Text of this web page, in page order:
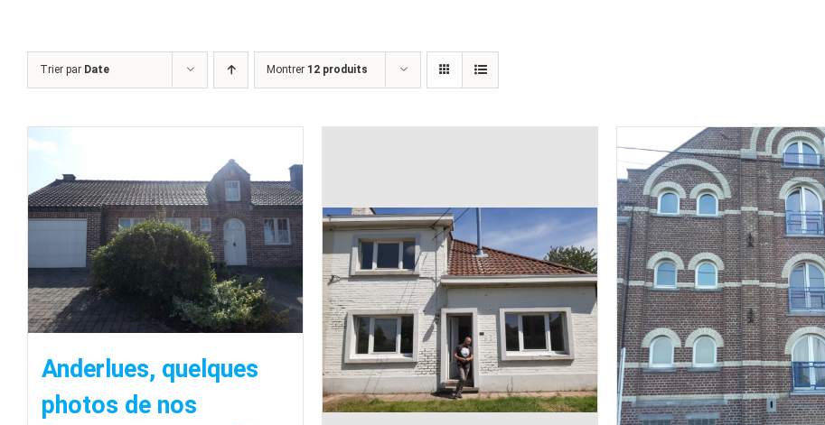
Trier par Date Montrer 12 produits
Anderlues, quelques
photos de nos